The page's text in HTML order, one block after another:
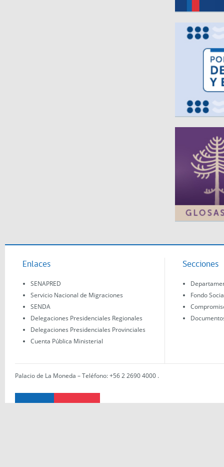
Enlaces
SENAPRED
Servicio Nacional de Migraciones
SENDA
Delegaciones Presidenciales Regionales
Delegaciones Presidenciales Provinciales
Cuenta Pública Ministerial
Secciones
Fondo
Palacio de La Moneda – Teléfono: +56 2 2690 4000 .